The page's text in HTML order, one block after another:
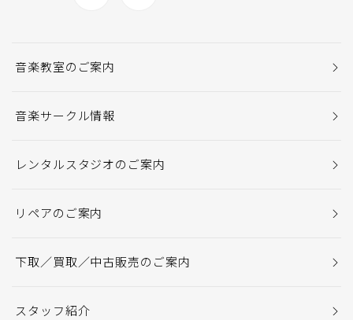
音楽教室のご案内
音楽サークル情報
レンタルスタジオのご案内
リペアのご案内
下取／買取／中古販売のご案内
スタッフ紹介